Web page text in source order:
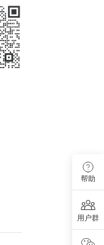
帮助
用户群